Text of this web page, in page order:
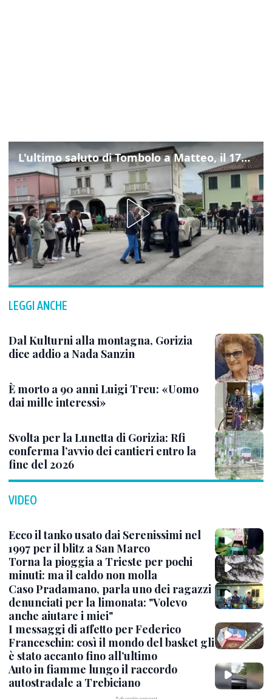
L'ultimo saluto di Tombolo a Matteo, il 17enne morto di tumore. Il video
LEGGI ANCHE
Dal Kulturni alla montagna, Gorizia
dice addio a Nada Sanzin
È morto a 90 anni Luigi Treu: «Uomo
dai mille interessi»
Svolta per la Lunetta di Gorizia: Rfi
conferma l’avvio dei cantieri entro la
fine del 2026
VIDEO
Ecco il tanko usato dai Serenissimi nel
1997 per il blitz a San Marco
Torna la pioggia a Trieste per pochi
minuti: ma il caldo non molla
Caso Pradamano, parla uno dei ragazzi
denunciati per la limonata: "Volevo
anche aiutare i miei"
I messaggi di affetto per Federico
Franceschin: così il mondo del basket gli
è stato accanto fino all’ultimo
Auto in fiamme lungo il raccordo
autostradale a Trebiciano